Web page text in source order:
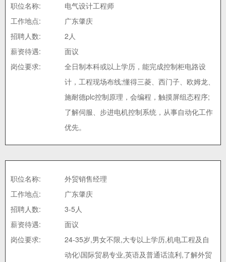
职位名称:
工作地点:
招聘人数:
薪资待遇:
岗位要求:
电气设计工程师
广东肇庆
2人
面议
全日制本科或以上学历，能完成控制柜电路设
计，工程现场布线;懂得三菱、西门子、欧姆龙、
施耐德plc控制原理，会编程，触摸屏组态程序;
了解伺服、步进电机控制系统，从事自动化工作
优先。
职位名称:
工作地点:
招聘人数:
薪资待遇:
岗位要求:
外贸销售经理
广东肇庆
3-5人
面议
24-35岁,男女不限,大专以上学历,机电工程及自
动化\国际贸易专业,英语及普通话流利,了解外贸